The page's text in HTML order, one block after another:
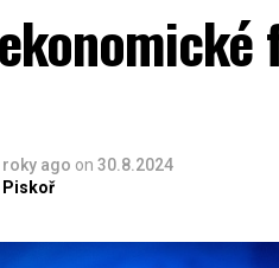
roky ago on 30.8.2024